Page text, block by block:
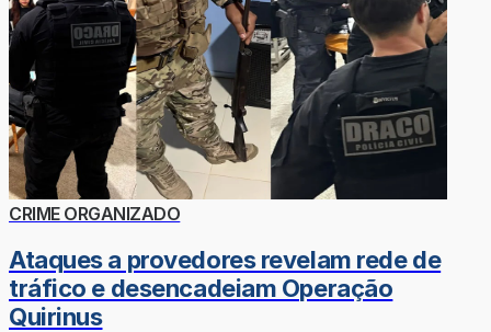
CRIME ORGANIZADO
Ataques a provedores revelam rede de
tráfico e desencadeiam Operação
Quirinus